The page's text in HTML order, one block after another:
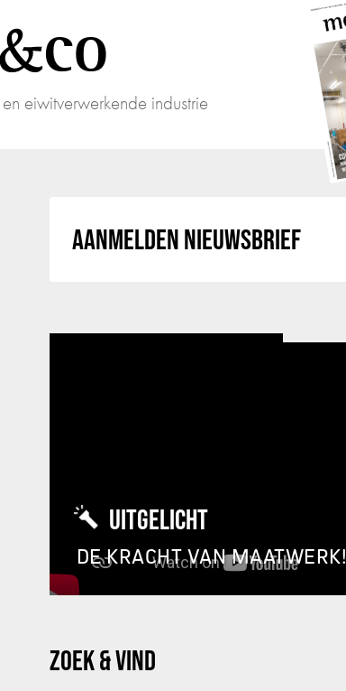
co
eiwitverwerkende industrie
AANMELDEN NIEUWSBRIEF
UITGELICHT
DE KRACHT VAN MAATWERK!
ZOEK & VIND